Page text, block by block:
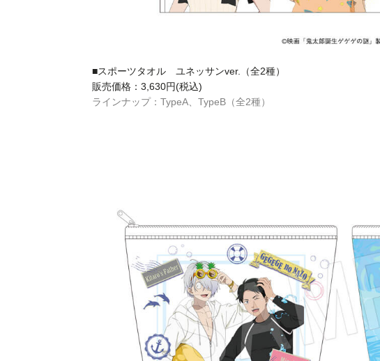
■スポーツタオル ユネッサンver.（全2種）
販売価格：3,630円(税込)
ラインナップ：TypeA、TypeB（全2種）